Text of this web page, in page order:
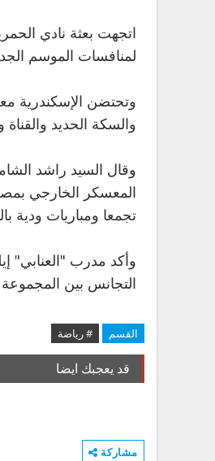
لمنافسات الموسم
والسكة الحديد والقناة
وقال السيد راشد
المعسكر الخارجي
تجمعا ومباريات ودية
وأكد مدرب "العنابي"
التجانس بين
القسم # رياضة
قد يعجبك ايضا
مشاركة